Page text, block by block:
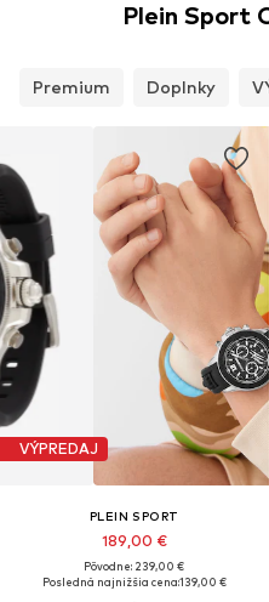
Plein Sport
Premium Doplnky
VÝPREDAJ
PLEIN SPORT
189,00 €
Pôvodne: 239,00 €
Posledná najnižšia cena:139,00 €